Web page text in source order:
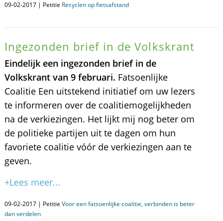
09-02-2017 | Petitie Recyclen op fietsafstand
Ingezonden brief in de Volkskrant
Eindelijk een ingezonden brief in de
Volkskrant van 9 februari. Fatsoenlijke
Coalitie Een uitstekend initiatief om uw lezers
te informeren over de coalitiemogelijkheden
na de verkiezingen. Het lijkt mij nog beter om
de politieke partijen uit te dagen om hun
favoriete coalitie vóór de verkiezingen aan te
geven.
+Lees meer...
09-02-2017 | Petitie Voor een fatsoenlijke coalitie, verbinden is beter
dan verdelen